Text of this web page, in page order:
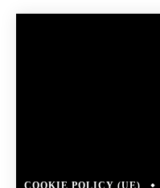
COOKIE POLICY (UE)